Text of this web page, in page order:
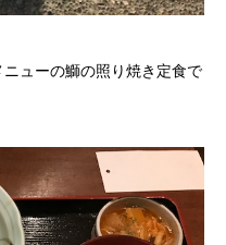
ューの鰤の照り焼き定食で